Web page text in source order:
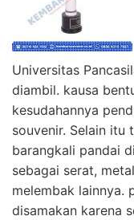
Universitas
diambil. kausa
kesudahannya
souvenir. Selain itu
barangkali pandai
sebagai serat,
melembak lainnya.
disamakan karena